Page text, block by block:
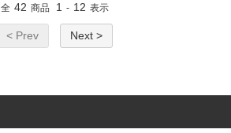
全 42 商品 1 - 12 表示
< Prev Next >